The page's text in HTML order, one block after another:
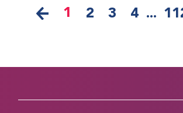
1 2 3 4 ...